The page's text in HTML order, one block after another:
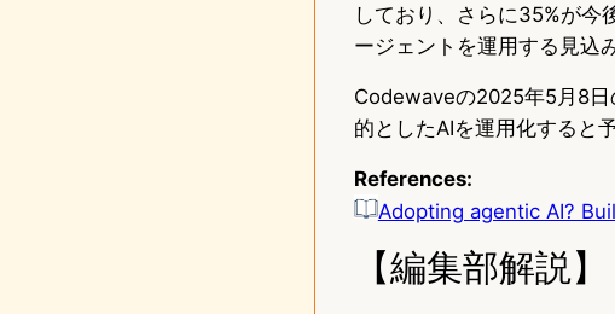
しており、さらに35%が今
ージェントを運用する見込
Codewaveの2025年5月8
的としたAIを運用化すると
References:
Adopting agentic AI?
【編集部解説】